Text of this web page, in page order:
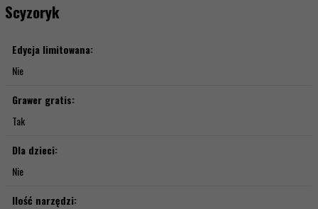
Scyzoryk
Edycja limitowana:
Nie
Grawer gratis:
Tak
Dla dzieci:
Nie
Ilość narzędzi: